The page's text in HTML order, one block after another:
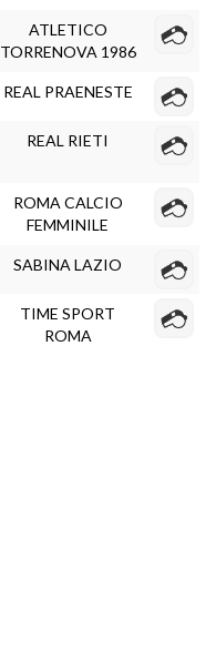
ATLETICO
TORRENOVA 1986
REAL PRAENESTE
REAL RIETI
ROMA CALCIO
FEMMINILE
SABINA LAZIO
TIME SPORT
ROMA